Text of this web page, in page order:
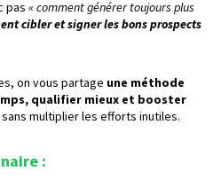
pas « comment générer toujours plus
cibler et signer les bons prospects
on vous partage une méthode
qualifier mieux et booster
sans multiplier les efforts inutiles.
: